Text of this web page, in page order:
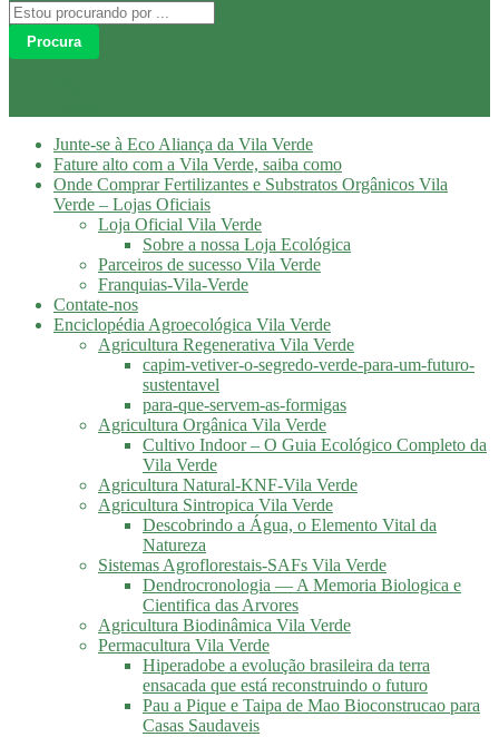
Procura
Junte-se à Eco Aliança da Vila Verde
Fature alto com a Vila Verde, saiba como
Onde Comprar Fertilizantes e Substratos Orgânicos Vila
Verde – Lojas Oficiais
Loja Oficial Vila Verde
Sobre a nossa Loja Ecológica
Parceiros de sucesso Vila Verde
Franquias-Vila-Verde
Contate-nos
Enciclopédia Agroecológica Vila Verde
Agricultura Regenerativa Vila Verde
capim-vetiver-o-segredo-verde-para-um-futuro-
sustentavel
para-que-servem-as-formigas
Agricultura Orgânica Vila Verde
Cultivo Indoor – O Guia Ecológico Completo da
Vila Verde
Agricultura Natural-KNF-Vila Verde
Agricultura Sintropica Vila Verde
Descobrindo a Água, o Elemento Vital da
Natureza
Sistemas Agroflorestais-SAFs Vila Verde
Dendrocronologia — A Memoria Biologica e
Cientifica das Arvores
Agricultura Biodinâmica Vila Verde
Permacultura Vila Verde
Hiperadobe a evolução brasileira da terra
ensacada que está reconstruindo o futuro
Pau a Pique e Taipa de Mao Bioconstrucao para
Casas Saudaveis